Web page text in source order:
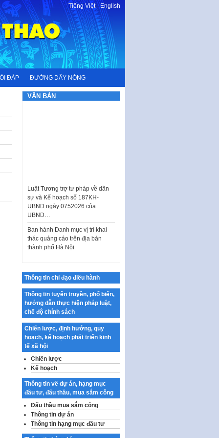
Tiếng Việt-English
ĐÁP ĐƯỜNG DÂY NÓNG
VĂN BẢN
sự và Kế hoạch số 187KH-
UBND ngày 0752026 của
UBND…
Ban hành Danh mục vị trí khai
thác quảng cáo trên địa bàn
thành phố Hà Nội
tưởng của Đảng…
Công bố công khai dự toán kinh
phí xây dựng pháp luật, hoàn
thiện thể chế, chính…
Quy định về nghiên cứu, ứng
dụng khoa học, công nghệ, đổi
mới sáng tạo và chuyển…
Quy định chi tiết và hướng dẫn
thi hành một số điều của Luật Lý
lịch tư…
Sửa đổi, bổ sung một số nội
dung tại Nghị quyết số 30/NQ-
CP ngày 24 tháng 02…
Ban hành Chương trình hành
động của Chính phủ thực hiện
Nghị quyết số 02-NQ/TW ngày
Thông tin chỉ đạo điều hành
Thông tin tuyên truyền, phổ biến,
hướng dẫn thực hiện pháp luật,
chế độ chính sách
Chiến lược, định hướng, quy
hoạch, kế hoạch phát triển kinh
tế xã hội
Chiến lược
Kế hoạch
Thông tin về dự án, hạng mục
đầu tư, đấu thầu, mua sắm công
Đấu thầu mua sắm công
Thông tin dự án
Thông tin hạng mục đầu tư